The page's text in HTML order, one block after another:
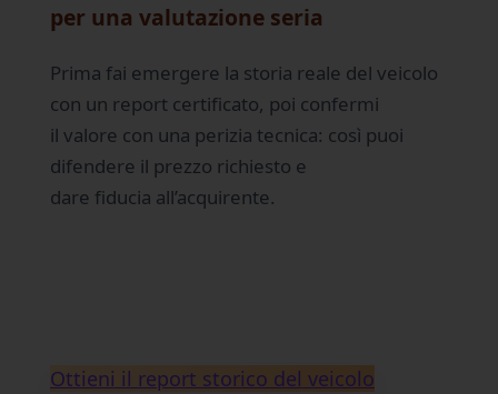
per una valutazione seria
Prima fai emergere la storia reale del veicolo
con un report certificato, poi confermi
il valore con una perizia tecnica: così puoi
difendere il prezzo richiesto e
dare fiducia all’acquirente.
Ottieni il report storico del veicolo